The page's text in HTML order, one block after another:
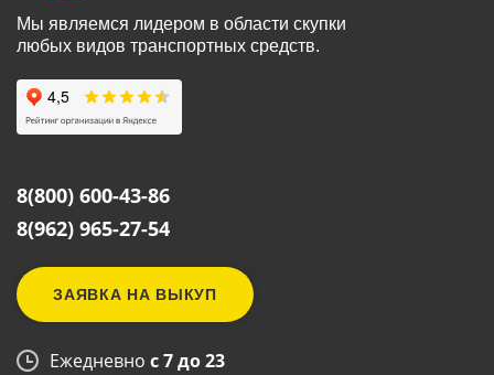
Мы являемся лидером в области скупки
любых видов транспортных средств.
8(800) 600-43-86
8(962) 965-27-54
ЗАЯВКА НА ВЫКУП
Ежедневно с 7 до 23